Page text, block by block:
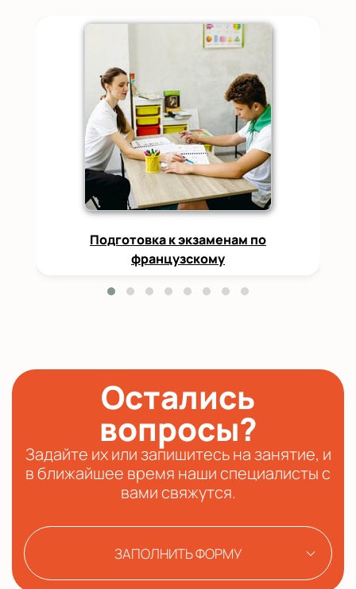
Подготовка к экзаменам по
французскому
Остались
вопросы?
Задайте их или запишитесь на занятие, и
в ближайшее время наши специалисты с
вами свяжутся.
ЗАПОЛНИТЬ ФОРМУ